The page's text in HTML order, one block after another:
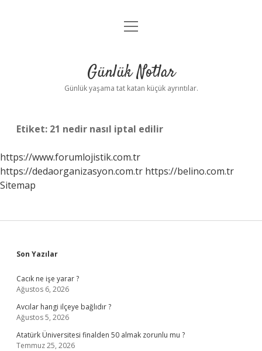
Anasayfa
Yasal Uyarı
menüyü
Günlük Notlar
Günlük yaşama tat katan küçük ayrıntılar.
Etiket: 21 nedir nasıl iptal edilir
https://www.forumlojistik.com.tr
https://dedaorganizasyon.com.tr https://belino.com.tr
Sitemap
Sidebar
Son Yazılar
Cacık ne işe yarar ?
Ağustos 6, 2026
Avcılar hangi ilçeye bağlıdır ?
Ağustos 5, 2026
Atatürk Üniversitesi finalden 50 almak zorunlu mu ?
Temmuz 25, 2026